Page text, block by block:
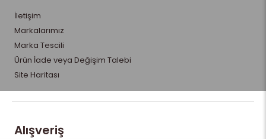
İletişim
Markalarımız
Marka Tescili
Ürün İade veya Değişim Talebi
Site Haritası
Alışveriş